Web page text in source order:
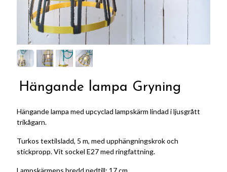
Hängande lampa Gryning
Hängande lampa med upcyclad lampskärm lindad i ljusgrått
trikågarn.
Turkos textilsladd, 5 m, med upphängningskrok och
stickpropp. Vit sockel E27 med ringfattning.
Lampskärmens bredd nedtill: 17 cm